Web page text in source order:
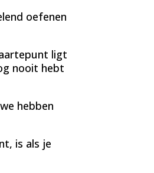
oefenen
ligt
nooit hebt
hebben
is als je